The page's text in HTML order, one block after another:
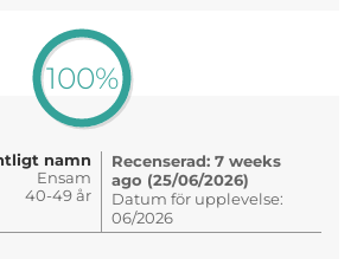
100%
namn
Ensam
40-49 år
Recenserad: 7 weeks
ago (25/06/2026)
Datum för upplevelse:
06/2026